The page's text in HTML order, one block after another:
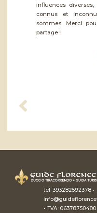
influences
connus et
sommes. Merci
partage !
tel: 393282592378 •
• TVA: 06378750480